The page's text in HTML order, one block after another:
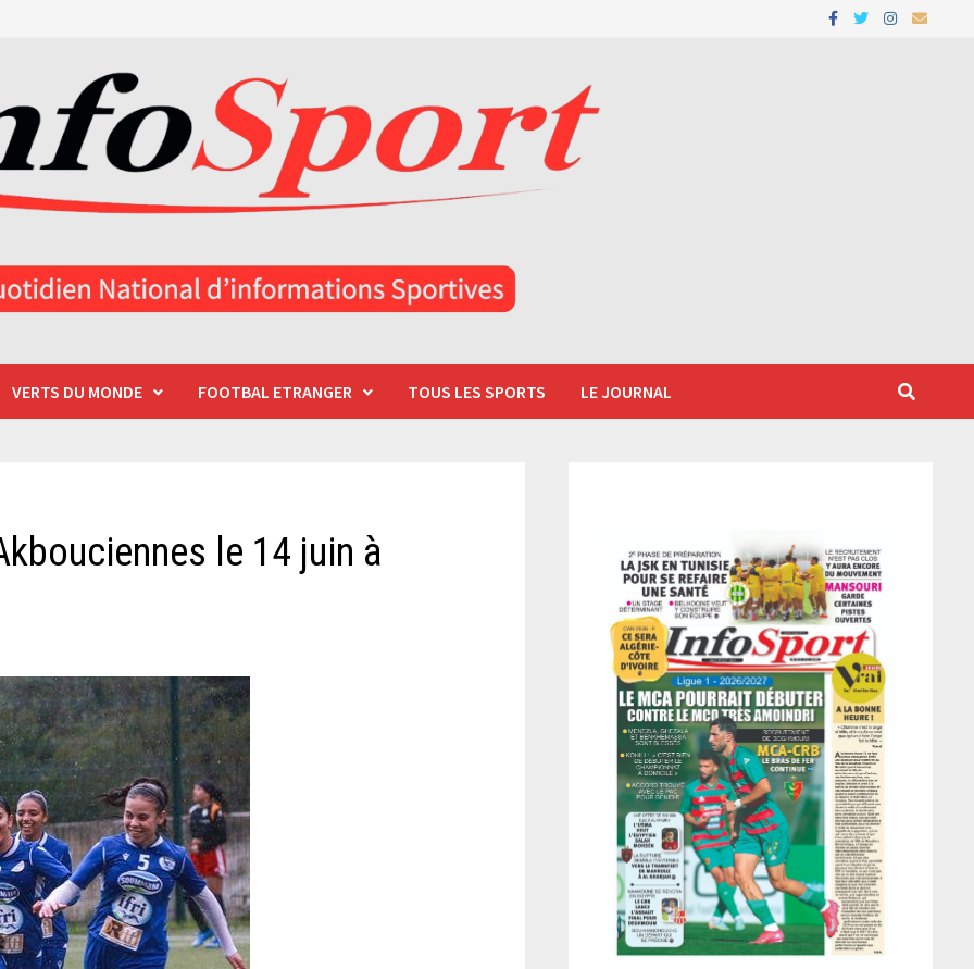
VERTS DU MONDE FOOTBAL ETRANGER TOUS LES SPORTS LE JOURNAL
le 14 juin à